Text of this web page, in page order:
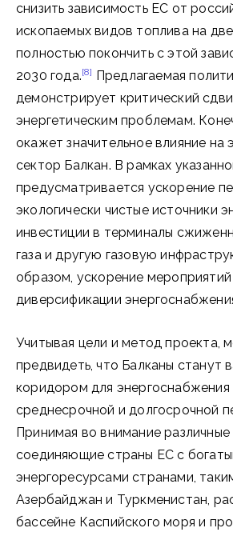
снизить зависимость ЕС от
ископаемых видов топлива на
полностью покончить с этой
2030 года.[8] Предлагаемая
демонстрирует критический
энергетическим проблемам.
окажет значительное влияние на
сектор Балкан. В рамках
предусматривается ускорение
экологически чистые источники
инвестиции в терминалы
газа и другую газовую
образом, ускорение мероприятий
диверсификации
Учитывая цели и метод проекта,
предвидеть, что Балканы станут
коридором для энергоснабжения
среднесрочной и долгосрочной
Принимая во внимание
соединяющие страны ЕС с
энергоресурсами странами,
Азербайджан и Туркменистан,
бассейне Каспийского моря и